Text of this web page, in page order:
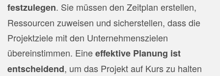
festzulegen. Sie müssen den Zeitplan erstellen,
Ressourcen zuweisen und sicherstellen, dass die
Projektziele mit den Unternehmenszielen
übereinstimmen. Eineeffektive Planung ist
entscheidend, um das Projekt auf Kurs zu halten